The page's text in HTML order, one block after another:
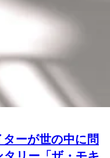
ーが世の中に問